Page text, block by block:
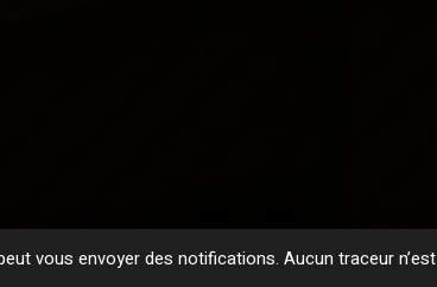
vous envoyer des notifications. Aucun traceur n’est